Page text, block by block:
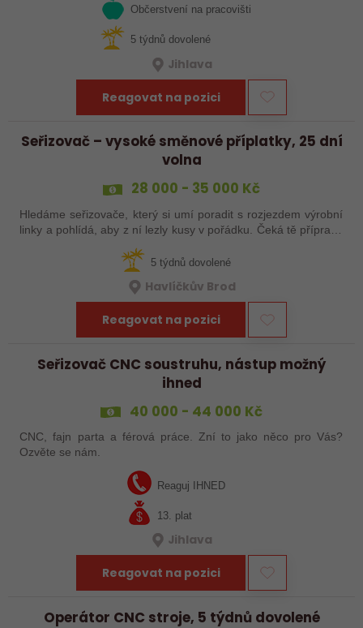
Občerstvení na pracovišti
5 týdnů dovolené
Jihlava
Reagovat na pozici
Seřizovač – vysoké směnové příplatky, 25 dní
volna
28 000 - 35 000 Kč
Hledáme seřizovače, který si umí poradit s rozjezdem výrobní
linky a pohlídá, aby z ní lezly kusy v pořádku. Čeká tě příprava
5 týdnů dovolené
Havlíčkův Brod
Reagovat na pozici
Seřizovač CNC soustruhu, nástup možný
ihned
40 000 - 44 000 Kč
CNC, fajn parta a férová práce. Zní to jako něco pro Vás?
Ozvěte se nám.
Reaguj IHNED
13. plat
Jihlava
Reagovat na pozici
Operátor CNC stroje, 5 týdnů dovolené